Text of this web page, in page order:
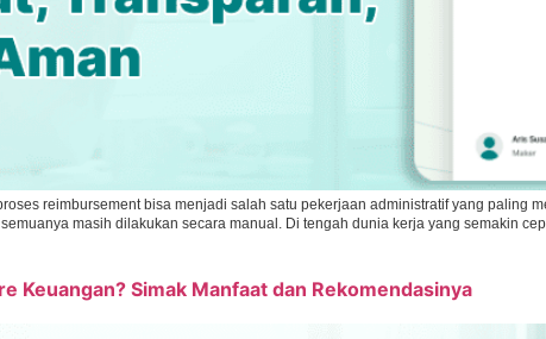
reimbursement bisa menjadi salah satu pekerjaan administratif yang
masih dilakukan secara manual. Di tengah dunia kerja yang semakin
Keuangan? Simak Manfaat dan Rekomendasinya